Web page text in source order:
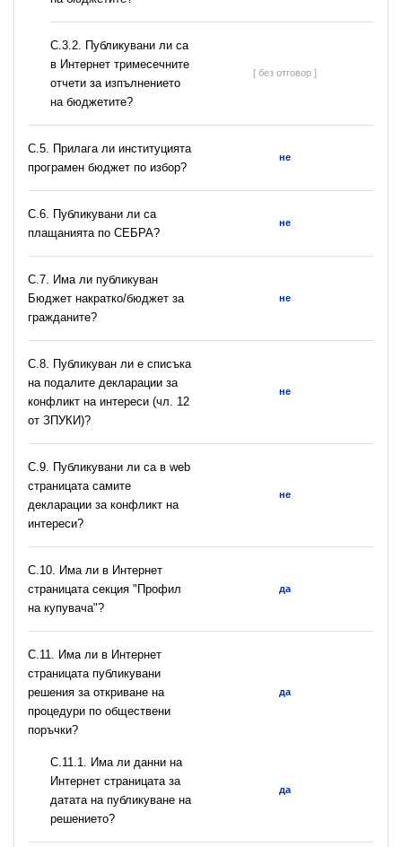
С.3.2. Публикувани ли са
в Интернет тримесечните
отчети за изпълнението
на бюджетите?
[ без отговор ]
С.5. Прилага ли институцията
програмен бюджет по избор?
не
С.6. Публикувани ли са
плащанията по СЕБРА?
не
С.7. Има ли публикуван
Бюджет накратко/бюджет за
гражданите?
не
C.8. Публикуван ли е списъка
на подалите декларации за
конфликт на интереси (чл. 12
от ЗПУКИ)?
не
C.9. Публикувани ли са в web
страницата самите
декларации за конфликт на
интереси?
не
C.10. Има ли в Интернет
страницата секция "Профил
на купувача"?
да
С.11. Има ли в Интернет
страницата публикувани
решения за откриване на
процедури по обществени
поръчки?
да
С.11.1. Има ли данни на
Интернет страницата за
датата на публикуване на
решението?
да